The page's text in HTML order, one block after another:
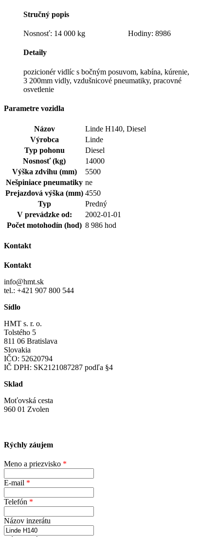
Stručný popis
Nosnosť: 14 000 kg Hodiny: 8986
Detaily
pozicionér vidlíc s bočným posuvom, kabína, kúrenie,
3 200mm vidly, vzdušnicové pneumatiky, pracovné
osvetlenie
Parametre vozidla
Názov
Linde H140, Diesel
Výrobca
Linde
Typ pohonu
Diesel
Nosnosť (kg)
14000
Výška zdvihu (mm)
5500
Nešpiniace pneumatiky ne
Prejazdová výška (mm) 4550
Typ
Predný
V prevádzke od:
2002-01-01
Počet motohodín (hod) 8 986 hod
Kontakt
Kontakt
info@hmt.sk
tel.: +421 907 800 544
Sídlo
HMT s. r. o.
Tolstého 5
811 06 Bratislava
Slovakia
IČO: 52620794
IČ DPH: SK2121087287 podľa §4
Sklad
Moťovská cesta
960 01 Zvolen
Rýchly záujem
Meno a priezvisko *
E-mail *
Telefón *
Názov inzerátu